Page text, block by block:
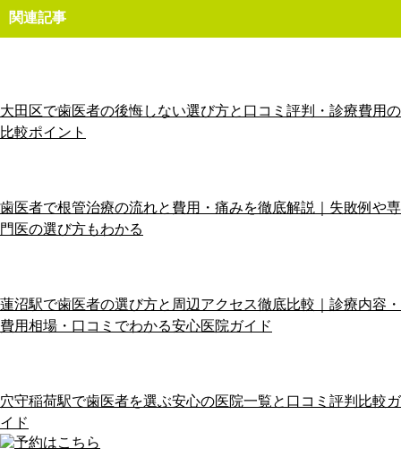
関連記事
大田区で歯医者の後悔しない選び方と口コミ評判・診療費用の
比較ポイント
歯医者で根管治療の流れと費用・痛みを徹底解説｜失敗例や専
門医の選び方もわかる
蓮沼駅で歯医者の選び方と周辺アクセス徹底比較｜診療内容・
費用相場・口コミでわかる安心医院ガイド
穴守稲荷駅で歯医者を選ぶ安心の医院一覧と口コミ評判比較ガ
イド